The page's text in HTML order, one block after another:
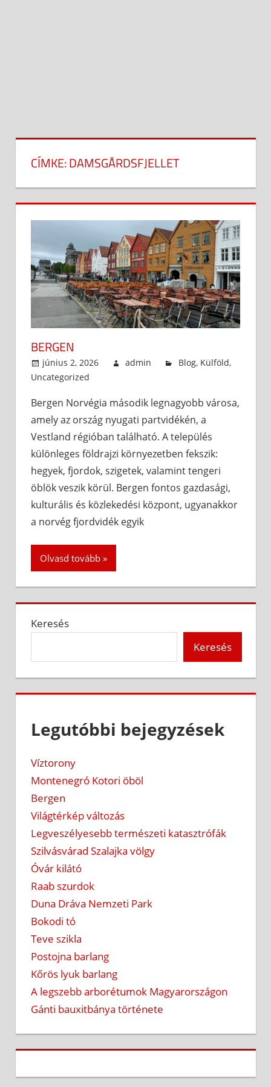
CÍMKE:DAMSGÅRDSFJELLET
BERGEN
június 2, 2026 admin Blog, Külföld,
Uncategorized
Bergen Norvégia második legnagyobb városa,
amely az ország nyugati partvidékén, a
Vestland régióban található. A település
különleges földrajzi környezetben fekszik:
hegyek, fjordok, szigetek, valamint tengeri
öblök veszik körül. Bergen fontos gazdasági,
kulturális és közlekedési központ, ugyanakkor
a norvég fjordvidék egyik
Olvasd tovább
Keresés
Keresés
Legutóbbi bejegyzések
Víztorony
Montenegró Kotori öböl
Bergen
Világtérkép változás
Legveszélyesebb természeti katasztrófák
Szilvásvárad Szalajka völgy
Óvár kilátó
Raab szurdok
Duna Dráva Nemzeti Park
Bokodi tó
Teve szikla
Postojna barlang
Kőrös lyuk barlang
A legszebb arborétumok Magyarországon
Gánti bauxitbánya története